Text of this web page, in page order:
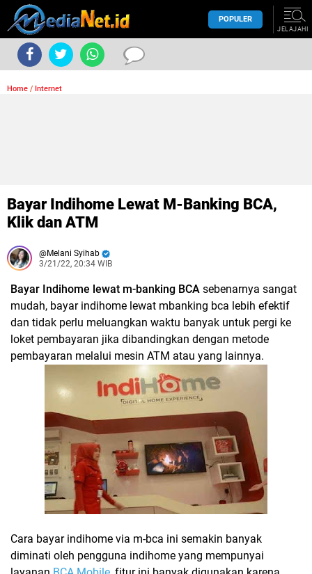
POPULER
JELAJAHI
Home / Internet
Bayar Indihome Lewat M-Banking BCA,
Klik dan ATM
Melani Syihab
3/21/22, 20:34 WIB
Bayar Indihome lewat m-banking BCA sebenarnya sangat
mudah, bayar indihome lewat mbanking bca lebih efektif
dan tidak perlu meluangkan waktu banyak untuk pergi ke
loket pembayaran jika dibandingkan dengan metode
pembayaran melalui mesin ATM atau yang lainnya.
Cara bayar indihome via m-bca ini semakin banyak
diminati oleh pengguna indihome yang mempunyai